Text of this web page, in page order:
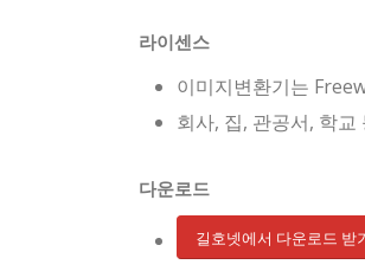
라이센스
이미지변환기는
회사, 집, 관공서, 학
다운로드
길호넷에서 다운로드 받